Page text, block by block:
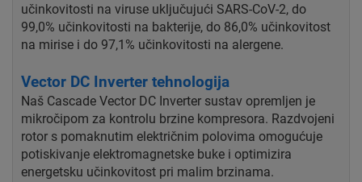
učinkovitosti na viruse uključujući SARS-CoV-2, do
99,0% učinkovitosti na bakterije, do 86,0% učinkovitost
na mirise i do 97,1% učinkovitosti na alergene.
Vector DC Inverter tehnologija
Naš Cascade Vector DC Inverter sustav opremljen je
mikročipom za kontrolu brzine kompresora. Razdvojeni
rotor s pomaknutim električnim polovima omogućuje
potiskivanje elektromagnetske buke i optimizira
energetsku učinkovitost pri malim brzinama.